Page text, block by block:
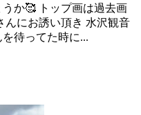
か🥰 トップ画は過去画
んにお誘い頂き 水沢観音
待ってた時に...